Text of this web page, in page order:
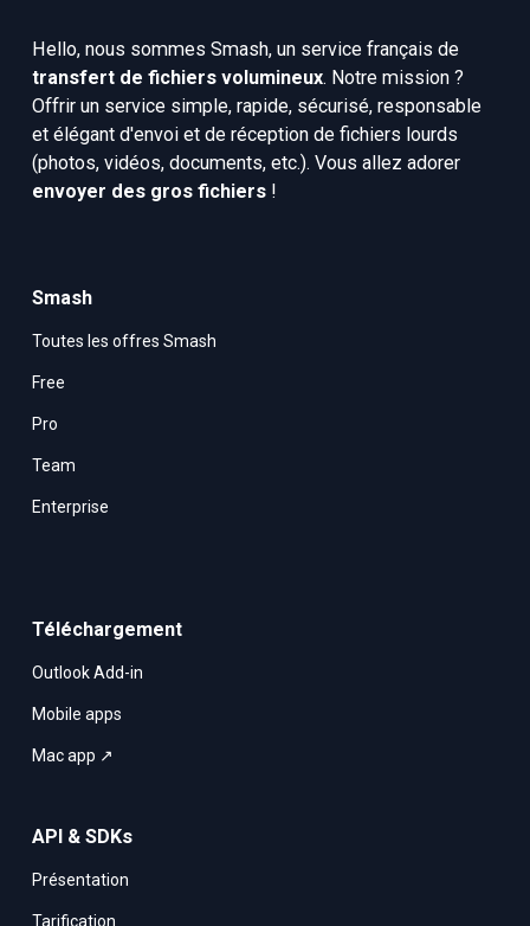
Hello, nous sommes Smash, un service français de
transfert de fichiers volumineux. Notre mission ?
Offrir un service simple, rapide, sécurisé, responsable
et élégant d'envoi et de réception de fichiers lourds
(photos, vidéos, documents, etc.). Vous allez adorer
envoyer des gros fichiers !
Smash
Toutes les offres Smash
Free
Pro
Team
Enterprise
Téléchargement
Outlook Add-in
Mobile apps
Mac app ↗
API & SDKs
Présentation
Tarification